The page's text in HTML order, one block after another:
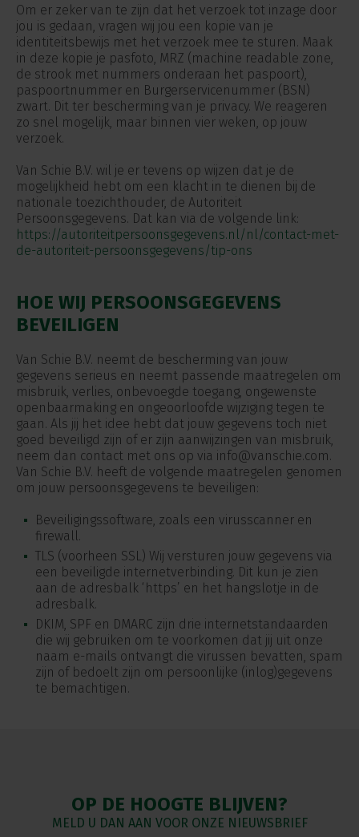
Om er zeker van te zijn dat het verzoek tot inzage door
jou is gedaan, vragen wij jou een kopie van je
identiteitsbewijs met het verzoek mee te sturen. Maak
in deze kopie je pasfoto, MRZ (machine readable zone,
de strook met nummers onderaan het paspoort),
paspoortnummer en Burgerservicenummer (BSN)
zwart. Dit ter bescherming van je privacy. We reageren
zo snel mogelijk, maar binnen vier weken, op jouw
verzoek.
Van Schie B.V. wil je er tevens op wijzen dat je de
mogelijkheid hebt om een klacht in te dienen bij de
nationale toezichthouder, de Autoriteit
Persoonsgegevens. Dat kan via de volgende link:
https://autoriteitpersoonsgegevens.nl/nl/contact-met-
de-autoriteit-persoonsgegevens/tip-ons
HOE WIJ PERSOONSGEGEVENS
BEVEILIGEN
Van Schie B.V. neemt de bescherming van jouw
gegevens serieus en neemt passende maatregelen om
misbruik, verlies, onbevoegde toegang, ongewenste
openbaarmaking en ongeoorloofde wijziging tegen te
gaan. Als jij het idee hebt dat jouw gegevens toch niet
goed beveiligd zijn of er zijn aanwijzingen van misbruik,
neem dan contact met ons op via info@vanschie.com.
Van Schie B.V. heeft de volgende maatregelen genomen
om jouw persoonsgegevens te beveiligen:
Beveiligingssoftware, zoals een virusscanner en
firewall.
TLS (voorheen SSL) Wij versturen jouw gegevens via
een beveiligde internetverbinding. Dit kun je zien
aan de adresbalk ‘https’ en het hangslotje in de
adresbalk.
DKIM, SPF en DMARC zijn drie internetstandaarden
die wij gebruiken om te voorkomen dat jij uit onze
naam e-mails ontvangt die virussen bevatten, spam
zijn of bedoelt zijn om persoonlijke (inlog)gegevens
te bemachtigen.
OP DE HOOGTE BLIJVEN?
MELD U DAN AAN VOOR ONZE NIEUWSBRIEF